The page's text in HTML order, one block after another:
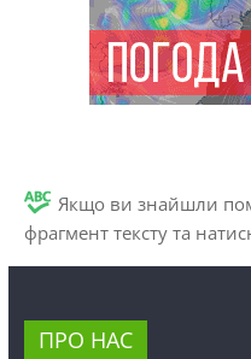
Якщо ви знайшли
фрагмент тексту та
ПРО НАС